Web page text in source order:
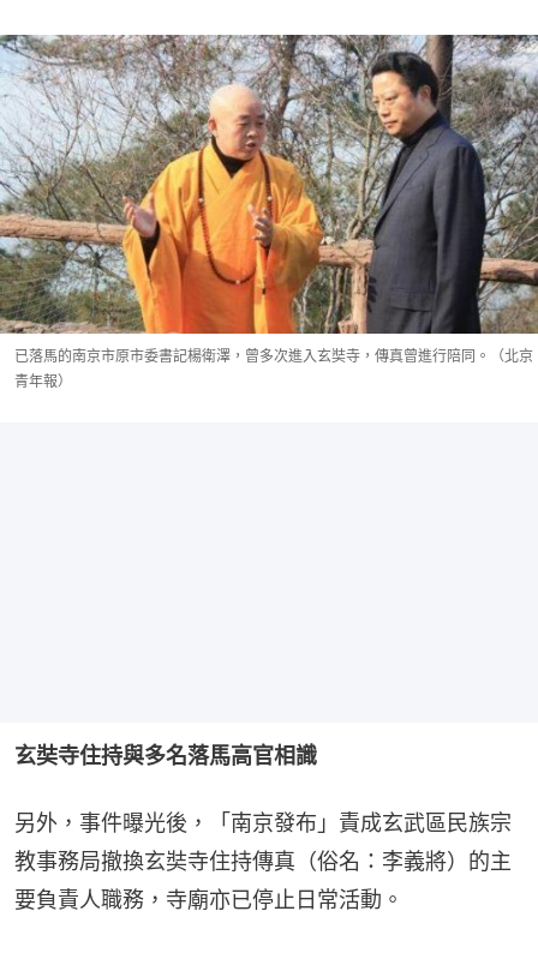
已落馬的南京市原市委書記楊衛澤，曾多次進入玄奘寺，傳真曾進行陪同。（北京
青年報）
玄奘寺住持與多名落馬高官相識
另外，事件曝光後，「南京發布」責成玄武區民族宗
教事務局撤換玄奘寺住持傳真（俗名：李義將）的主
要負責人職務，寺廟亦已停止日常活動。